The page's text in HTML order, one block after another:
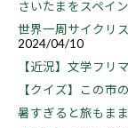
さいたまをスペイ
世界一周サイクリ
2024/04/10
【近況】文学フリ
【クイズ】この市
暑すぎると旅もま